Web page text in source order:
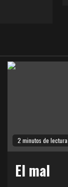
2 minutos de lectura
El mal